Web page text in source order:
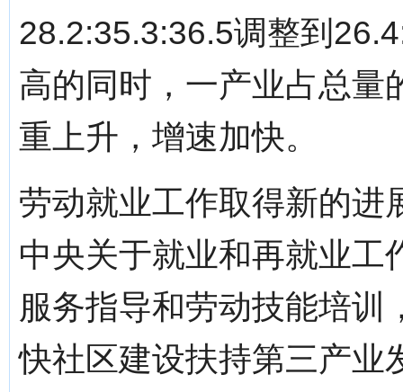
28.2:35.3:36.5调整到
高的同时，一产业占总量
重上升，增速加快。
劳动就业工作取得新的进
中央关于就业和再就业工
服务指导和劳动技能培训
快社区建设扶持第三产业